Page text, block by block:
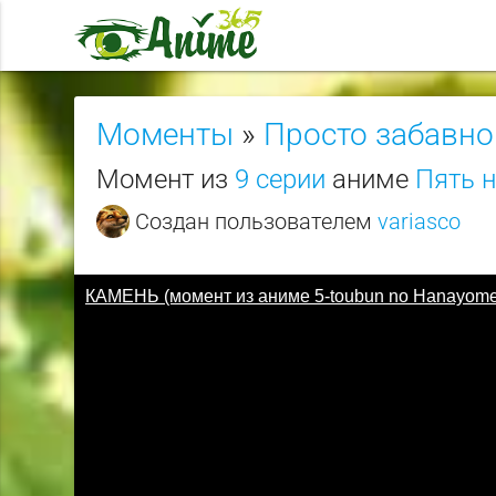
Моменты » Просто забавно
Момент из 9 серии аниме Пять
Создан пользователемvariasco